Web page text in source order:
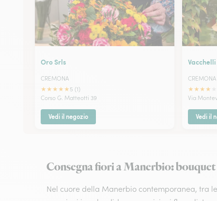
Oro Srls
CREMONA
★★★★★ 5 (1)
Corso G. Matteotti 39
Vedi il negozio
CREMONA
★★★★
Via
Vedi il
Consegna fiori a Manerbio:
Nel cuore della Manerbio contemporanea, tra